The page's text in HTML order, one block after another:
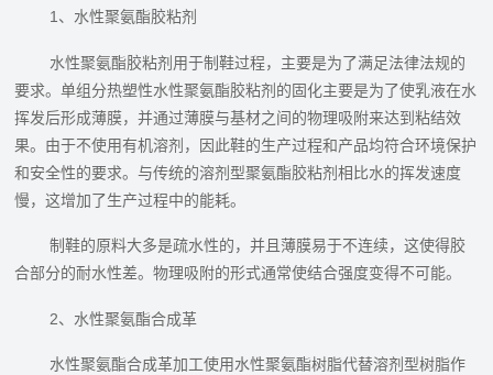
1、水性聚氨酯胶粘剂
水性聚氨酯胶粘剂用于制鞋过程，主要是为了满足法律法规的
要求。单组分热塑性水性聚氨酯胶粘剂的固化主要是为了使乳液在水
挥发后形成薄膜，并通过薄膜与基材之间的物理吸附来达到粘结效
果。由于不使用有机溶剂，因此鞋的生产过程和产品均符合环境保护
和安全性的要求。与传统的溶剂型聚氨酯胶粘剂相比水的挥发速度
慢，这增加了生产过程中的能耗。
制鞋的原料大多是疏水性的，并且薄膜易于不连续，这使得胶
合部分的耐水性差。物理吸附的形式通常使结合强度变得不可能。
2、水性聚氨酯合成革
水性聚氨酯合成革加工使用水性聚氨酯树脂代替溶剂型树脂作